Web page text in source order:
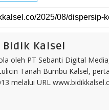
Kalsel
oleh PT Sebanti Digital
Tanah Bumbu Kalsel,
melalui URL